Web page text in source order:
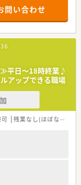
る環境です。
地域の施設や個人宅へ
できる職場です。
を展開しており、地域
しています。
な店舗を有しており、
とが強みです。
ことで、現場の業務負
立しています。
活躍しており、急な子
コミュニケーションが
が特徴です。
や育休の取得はもちろ
問い合わせ
≫平日～18時終業♪
アップできる職場
残業なし(ほぼなし含む)